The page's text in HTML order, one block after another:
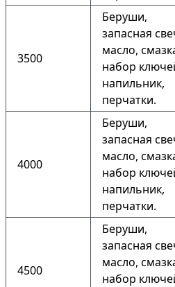
3500
Беруши,
запасная
масло,
набор
напильник,
перчатки.
4000
Беруши,
запасная
масло,
набор
напильник,
перчатки.
4500
Беруши,
запасная
масло,
набор